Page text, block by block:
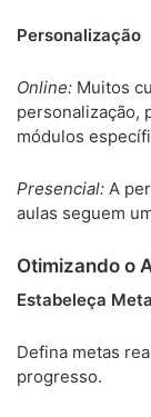
Personalização
Online: Muitos
personalização,
módulos
Presencial: A
aulas seguem
Otimizando o
Estabeleça
Defina metas
progresso.